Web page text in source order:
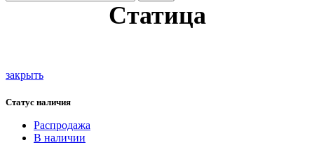
Статица
закрыть
Статус наличия
Распродажа
В наличии